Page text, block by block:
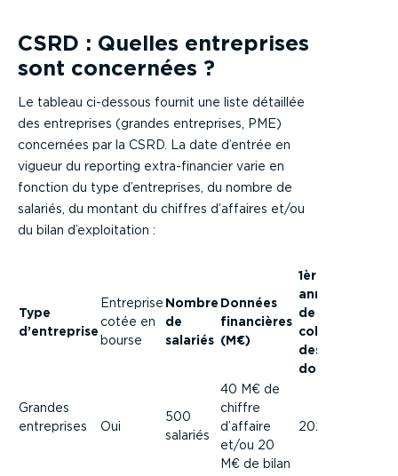
CSRD : Quelles entreprises
sont concernées ?
Le tableau ci-dessous fournit une liste détaillée
des entreprises (grandes entreprises, PME)
concernées par la CSRD. La date d’entrée en
vigueur du reporting extra-financier varie en
fonction du type d’entreprises, du nombre de
salariés, du montant du chiffres d’affaires et/ou
du bilan d’exploitation :
Type
d’entreprise
Entreprise
cotée en
bourse
Nombre
de
salariés
Données
financières
(M€)
1ère
année
de
collecte
des
données
Grandes
entreprises
Oui
500
salariés
40 M€ de
chiffre
d’affaire
et/ou 20
M€ de bilan
2024